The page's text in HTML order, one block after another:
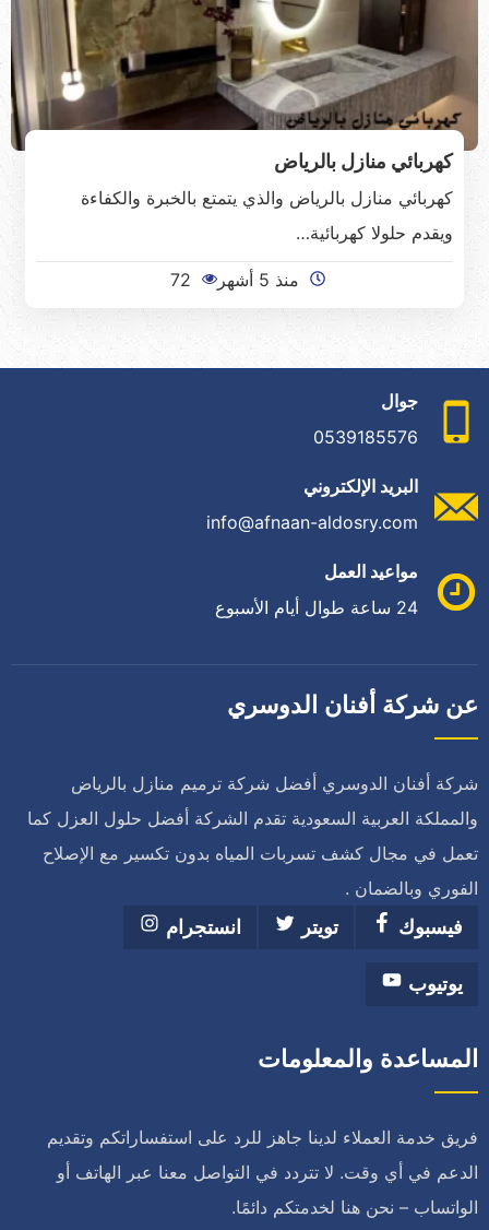
كهربائي منازل بالرياض
كهربائي منازل بالرياض والذي يتمتع بالخبرة والكفاءة
ويقدم حلولا كهربائية…
منذ 5 أشهر 72
جوال
0539185576
البريد الإلكتروني
info@afnaan-aldosry.com
مواعيد العمل
24 ساعة طوال أيام الأسبوع
عن شركة أفنان الدوسري
شركة أفنان الدوسري أفضل شركة ترميم منازل بالرياض
والمملكة العربية السعودية تقدم الشركة أفضل حلول العزل كما
تعمل في مجال كشف تسربات المياه بدون تكسير مع الإصلاح
الفوري وبالضمان .
فيسبوك
تويتر انستجرام
يوتيوب
المساعدة والمعلومات
فريق خدمة العملاء لدينا جاهز للرد على استفساراتكم وتقديم
الدعم في أي وقت. لا تتردد في التواصل معنا عبر الهاتف أو
الواتساب – نحن هنا لخدمتكم دائمًا.